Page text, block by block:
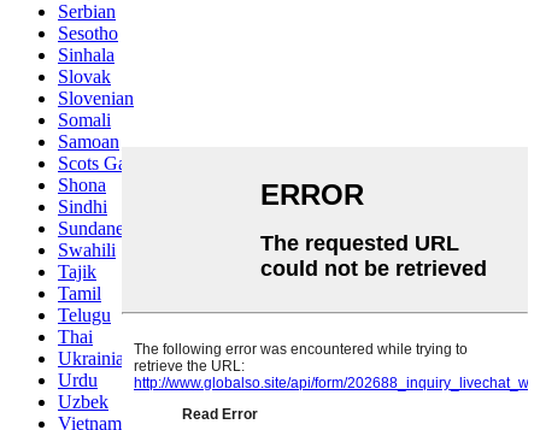
Serbian
Sesotho
Sinhala
Slovak
Slovenian
Somali
Samoan
Scots Gaelic
Shona
Sindhi
Sundanese
Swahili
Tajik
Tamil
Telugu
Thai
Ukrainian
Urdu
Uzbek
Vietnamese